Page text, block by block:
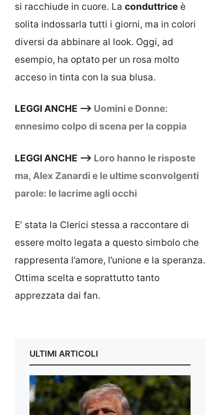
si racchiude in cuore. La conduttrice è
solita indossarla tutti i giorni, ma in colori
diversi da abbinare al look. Oggi, ad
esempio, ha optato per un rosa molto
acceso in tinta con la sua blusa.
LEGGI ANCHE –> Uomini e Donne:
ennesimo colpo di scena per la coppia
LEGGI ANCHE –> Loro hanno le risposte
ma, Alex Zanardi e le ultime sconvolgenti
parole: le lacrime agli occhi
E’ stata la Clerici stessa a raccontare di
essere molto legata a questo simbolo che
rappresenta l’amore, l’unione e la speranza.
Ottima scelta e soprattutto tanto
apprezzata dai fan.
ULTIMI ARTICOLI